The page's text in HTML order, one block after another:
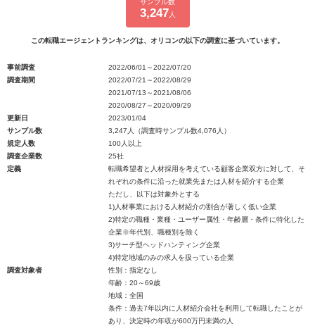
サンプル数
3,247 人
この転職エージェントランキングは、オリコンの以下の調査に基づいています。
事前調査
2022/06/01～2022/07/20
調査期間
2022/07/21～2022/08/29
2021/07/13～2021/08/06
2020/08/27～2020/09/29
更新日
2023/01/04
サンプル数
3,247人（調査時サンプル数4,076人）
規定人数
100人以上
調査企業数
25社
定義
転職希望者と人材採用を考えている顧客企業双方に対して、そ
れぞれの条件に沿った就業先または人材を紹介する企業
ただし、以下は対象外とする
1)人材事業における人材紹介の割合が著しく低い企業
2)特定の職種・業種・ユーザー属性・年齢層・条件に特化した
企業※年代別、職種別を除く
3)サーチ型ヘッドハンティング企業
4)特定地域のみの求人を扱っている企業
調査対象者
性別：指定なし
年齢：20～69歳
地域：全国
条件：過去7年以内に人材紹介会社を利用して転職したことが
あり、決定時の年収が600万円未満の人